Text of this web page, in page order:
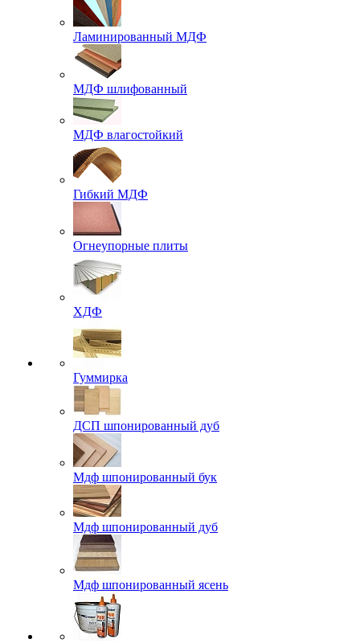
Ламинированный МДФ
МДФ шлифованный
МДФ влагостойкий
Гибкий МДФ
Огнеупорные плиты
ХДФ
Гуммирка
ДСП шпонированный дуб
Мдф шпонированный бук
Мдф шпонированный дуб
Мдф шпонированный ясень